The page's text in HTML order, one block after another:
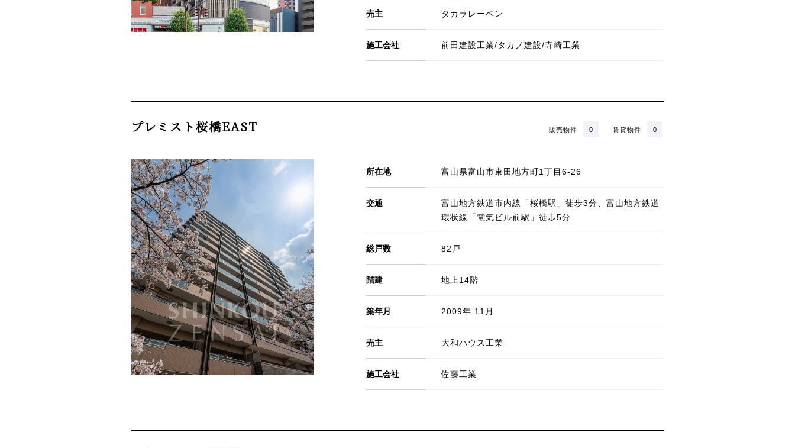
売主 タカラレーベン
施工会社 前田建設工業/タカノ建設/寺崎工業
プレミスト桜橋EAST 賃貸物件 0
販売物件 0
所在地 富山県富山市東田地方町1丁目6-26
交通
富山地方鉄道市内線「桜橋駅」徒歩3分、富山地方鉄道
環状線「電気ビル前駅」徒歩5分
総戸数 82戸
階建 地上14階
築年月 2009年 11月
売主 大和ハウス工業
施工会社 佐藤工業